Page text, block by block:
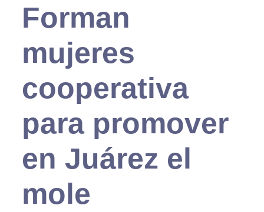
Forman
mujeres
cooperativa
para promover
en Juárez el
mole